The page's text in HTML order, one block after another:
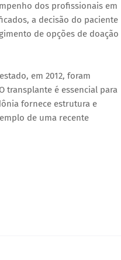
dos profissionais em
a decisão do paciente
de opções de doação
em 2012, foram
transplante é essencial para
fornece estrutura e
de uma recente